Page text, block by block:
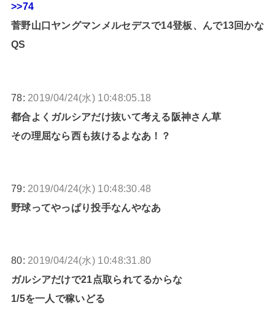
>>74
菅野山口ヤングマンメルセデスで14登板、んで13回かな
QS
78: 2019/04/24(水) 10:48:05.18
都合よくガルシアだけ抜いて考える阪神さん草
その理屈なら西も抜けるよなあ！？
79: 2019/04/24(水) 10:48:30.48
野球ってやっぱり投手なんやなあ
80: 2019/04/24(水) 10:48:31.80
ガルシアだけで21点取られてるからな
1/5を一人で稼いどる